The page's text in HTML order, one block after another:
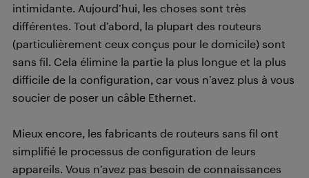
intimidante. Aujourd’hui, les choses sont très
différentes. Tout d’abord, la plupart des routeurs
(particulièrement ceux conçus pour le domicile) sont
sans fil. Cela élimine la partie la plus longue et la plus
difficile de la configuration, car vous n’avez plus à vous
soucier de poser un câble Ethernet.
Mieux encore, les fabricants de routeurs sans fil ont
simplifié le processus de configuration de leurs
appareils. Vous n’avez pas besoin de connaissances